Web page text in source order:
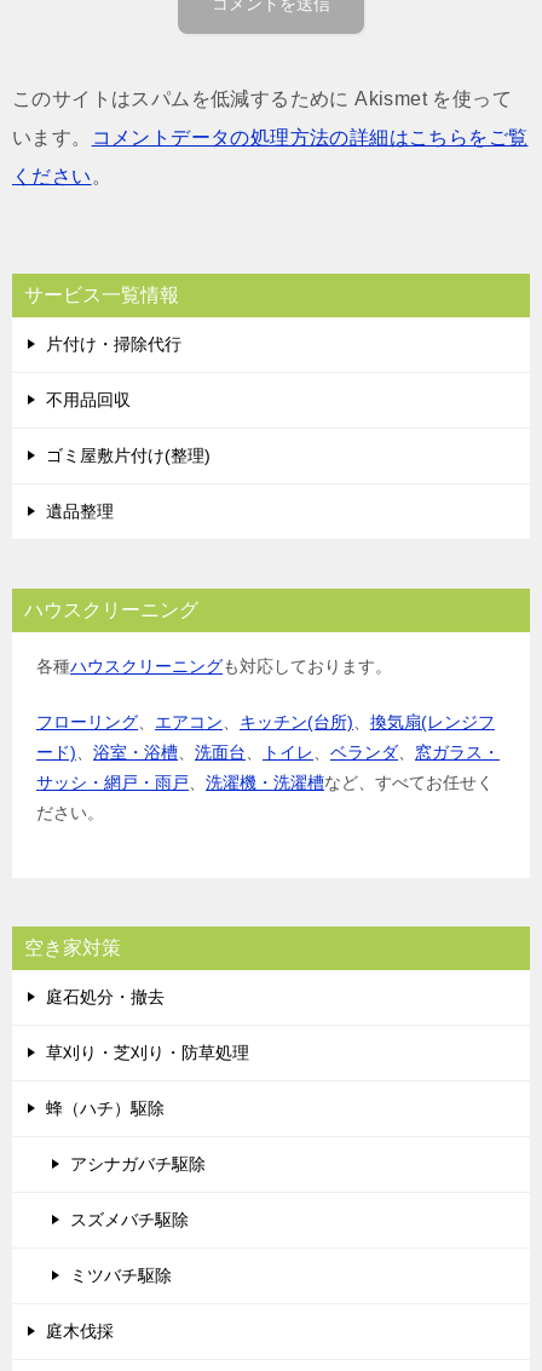
このサイトはスパムを低減するために Akismet を使って
います。
コメントデータの処理方法の詳細はこちらをご覧
ください 。
サービス一覧情報
片付け・掃除代行
不用品回収
ゴミ屋敷片付け(整理)
遺品整理
ハウスクリーニング
各種ハウスクリーニングも対応しております。
フローリング エアコン キッチン(台所)
換気扇(レンジフ
ード)
浴室・浴槽 洗面台 トイレ ベランダ
窓ガラス・
サッシ・網戸・雨戸
洗濯機・洗濯槽など、すべてお任せく
ださい。
空き家対策
庭石処分・撤去
草刈り・芝刈り・防草処理
蜂（ハチ）駆除
アシナガバチ駆除
スズメバチ駆除
ミツバチ駆除
庭木伐採